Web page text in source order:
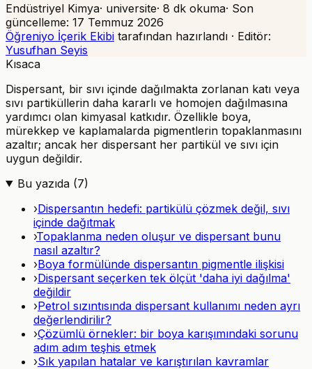
Endüstriyel Kimya· universite· 8 dk okuma· Son
güncelleme: 17 Temmuz 2026
Öğreniyo İçerik Ekibi tarafından hazırlandı · Editör:
Yusufhan Seyis
Kısaca
Dispersant, bir sıvı içinde dağılmakta zorlanan katı veya
sıvı partiküllerin daha kararlı ve homojen dağılmasına
yardımcı olan kimyasal katkıdır. Özellikle boya,
mürekkep ve kaplamalarda pigmentlerin topaklanmasını
azaltır; ancak her dispersant her partikül ve sıvı için
uygun değildir.
Bu yazıda (7)
›Dispersantın hedefi: partikülü çözmek değil, sıvı
içinde dağıtmak
›Topaklanma neden oluşur ve dispersant bunu
nasıl azaltır?
›Boya formülünde dispersantın pigmentle ilişkisi
›Dispersant seçerken tek ölçüt 'daha iyi dağılma'
değildir
›Petrol sızıntısında dispersant kullanımı neden ayrı
değerlendirilir?
›Çözümlü örnekler: bir boya karışımındaki sorunu
adım adım teşhis etmek
›Sık yapılan hatalar ve karıştırılan kavramlar